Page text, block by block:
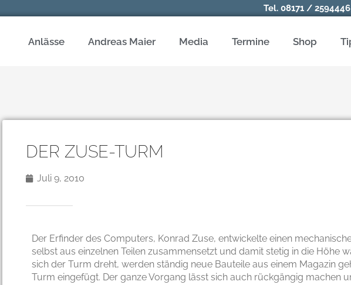
Tel. 08171 / 2594446
Anlässe Andreas Maier Media Termine Shop
DER ZUSE-TURM
Juli 9, 2010
Der Erfinder des Computers, Konrad Zuse, entwickelte einen
selbst aus einzelnen Teilen zusammensetzt und damit stetig in die Höhe
sich der Turm dreht, werden ständig neue Bauteile aus einem Magazin
Turm eingefügt. Der ganze Vorgang lässt sich auch rückgängig machen